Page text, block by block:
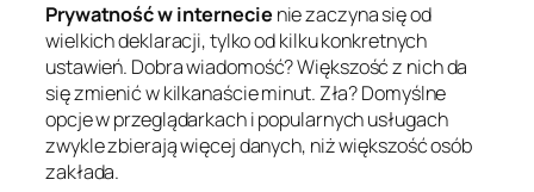
Prywatność w internecie nie zaczyna się od
wielkich deklaracji, tylko od kilku konkretnych
ustawień. Dobra wiadomość? Większość z nich da
się zmienić w kilkanaście minut. Zła? Domyślne
opcje w przeglądarkach i popularnych usługach
zwykle zbierają więcej danych, niż większość osób
zakłada.